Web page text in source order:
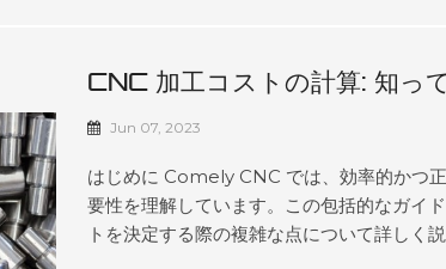
機械加工は、高精度の部品、試作品、およ
CNC 加工コストの計算: 知っ
素とヒント
Jun 07, 2023
はじめに Comely CNC では、効率的かつ
要性を理解しています。この包括的なガイ
トを決定する際の複雑な点につ​​いて詳しく